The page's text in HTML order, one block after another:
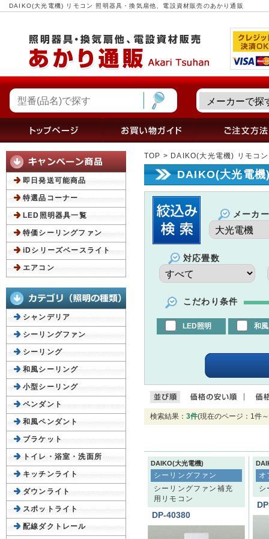
DAIKO(大光電機) リモコン 照明器具・換気扇他、電設資材販売のあかり通販
TOP > DAIKO(大光電機) リモコン
DAIKO(大光電機
メーカー
対応畳数
こだわり条件
LED照明 和
検索結果： 3件(現在のページ：1件
DAIKO(大光電機)
シーリングファン
シーリングファン補充
用リモコン
DP-40380
オ
シ
即日発送可能商品
特選品コーナー
LED照明器具一覧
特価シーリングファン
iDシリーズベースライト
エアコン
シャンデリア
シーリングファン
シーリング
和風シーリング
小型シーリング
ペンダント
和風ペンダント
ブラケット
トイレ・浴室・洗面所
キッチンライト
ダウンライト
スポットライト
配線ダクトレール